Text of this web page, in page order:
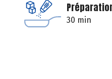
30 min